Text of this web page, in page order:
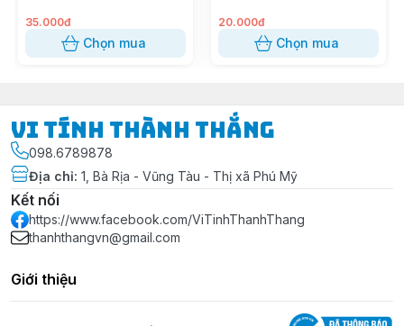
35.000đ
Chọn mua
20.000đ
Chọn mua
Vi Tính Thành Thắng
098.6789878
Địa chỉ: 1, Bà Rịa - Vũng Tàu - Thị xã Phú Mỹ
Kết nối
https://www.facebook.com/ViTinhThanhThang
thanhthangvn@gmail.com
Giới thiệu